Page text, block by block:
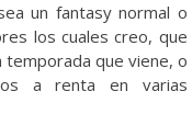
un fantasy normal o
los cuales creo, que
temporada que viene, o
a renta en varias